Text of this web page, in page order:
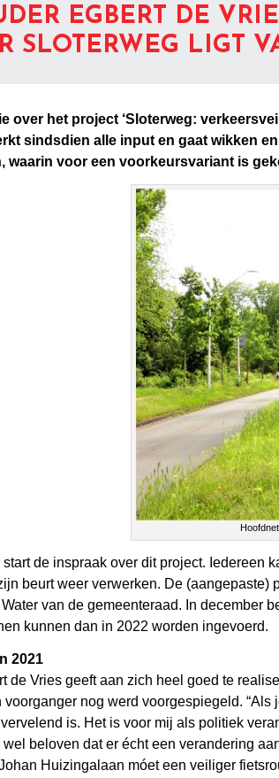
EGBERT DE
SLOTERWEG LIGT
over het project ‘Sloterweg:
sindsdien alle input en gaat wikken
waarin voor een voorkeursvariant is
start de inspraak over dit project.
beurt weer verwerken. De
van de gemeenteraad. In december
kunnen dan in 2022 worden ingevoerd.
2021
de Vries geeft aan zich heel goed te
nog werd voorgespiegeld.
is. Het is voor mij als politiek
wel beloven dat er écht een verandering
Huizingalaan móet een veiliger